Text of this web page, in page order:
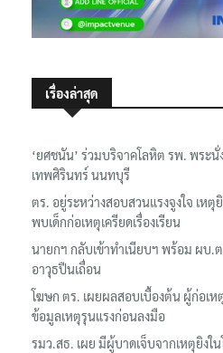
เรื่องล่าสุด
‘ยศชนัน’ ร่วมบริจาคโลหิต รพ. พระนั่
เทพศิรินทร์ นนทบุรี
ตร. อยู่ระหว่างสอบสวนแรงจูงใจ เหตุ
พบเด็กก่อเหตุเครียดเรื่องเรียน
นายกฯ กลับเข้าทำเนียบฯ พร้อม ผบ.
อาวุธปืนเถื่อน
โฆษก ตร. เผยผลสอบเบื้องต้น ผู้ก่อเ
ข้อมูลเหตุรุนแรงก่อนลงมือ
รมว.สธ. เผย มีผู้บาดเจ็บจากเหตุยิงใน